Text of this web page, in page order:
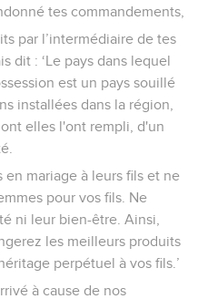
tes commandements,
par l’intermédiaire de tes
dit : ‘Le pays dans lequel
est un pays souillé
installées dans la région,
elles l'ont rempli, d'un
mariage à leurs fils et ne
pour vos fils. Ne
ni leur bien-être. Ainsi,
les meilleurs produits
perpétuel à vos fils.’
à cause de nos